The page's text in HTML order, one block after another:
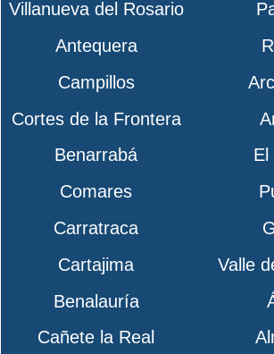
Villanueva del Rosario
Antequera
Campillos
Cortes de la Frontera
Benarrabá
El
Comares
Carratraca
Cartajima
Valle
Benalauría
Cañete la Real